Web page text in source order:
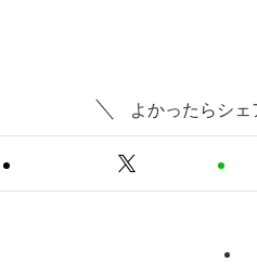
よかったらシェ